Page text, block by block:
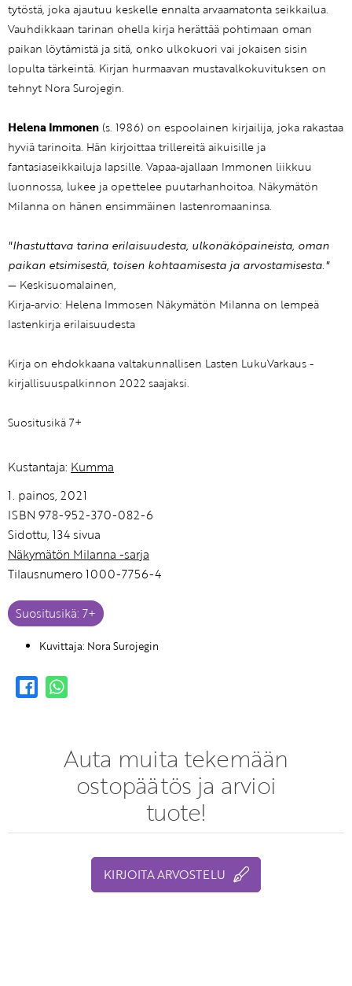
tytöstä, joka ajautuu keskelle ennalta arvaamatonta seikkailua.
Vauhdikkaan tarinan ohella kirja herättää pohtimaan oman
paikan löytämistä ja sitä, onko ulkokuori vai jokaisen sisin
lopulta tärkeintä. Kirjan hurmaavan mustavalkokuvituksen on
tehnyt Nora Surojegin.
Helena Immonen (s. 1986) on espoolainen kirjailija, joka rakastaa
hyviä tarinoita. Hän kirjoittaa trillereitä aikuisille ja
fantasiaseikkailuja lapsille. Vapaa-ajallaan Immonen liikkuu
luonnossa, lukee ja opettelee puutarhanhoitoa. Näkymätön
Milanna on hänen ensimmäinen lastenromaaninsa.
"Ihastuttava tarina erilaisuudesta, ulkonäköpaineista, oman
paikan etsimisestä, toisen kohtaamisesta ja arvostamisesta."
— Keskisuomalainen,
Kirja-arvio: Helena Immosen Näkymätön Milanna on lempeä
lastenkirja erilaisuudesta
Kirja on ehdokkaana valtakunnallisen Lasten LukuVarkaus -
kirjallisuuspalkinnon 2022 saajaksi.
Suositusikä 7+
Kustantaja: Kumma
1. painos, 2021
ISBN 978-952-370-082-6
Sidottu, 134 sivua
Näkymätön Milanna -sarja
Tilausnumero 1000-7756-4
Suositusikä: 7+
Kuvittaja: Nora Surojegin
Auta muita tekemään
ostopäätös ja arvioi
tuote!
KIRJOITA ARVOSTELU